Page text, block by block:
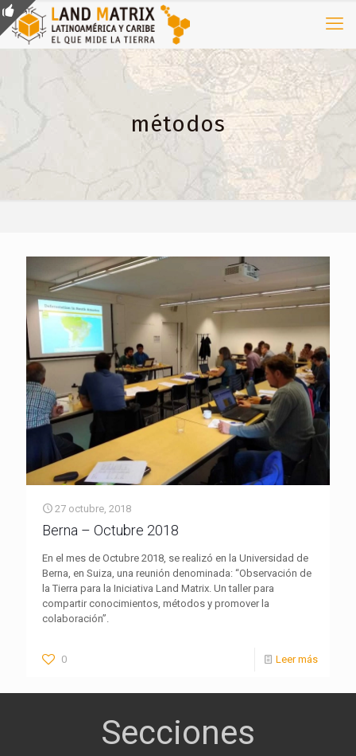
métodos
27 octubre, 2018
Berna – Octubre 2018
En el mes de Octubre 2018, se realizó en la Universidad de
Berna, en Suiza, una reunión denominada: “Observación de
la Tierra para la Iniciativa Land Matrix. Un taller para
compartir conocimientos, métodos y promover la
colaboración”.
0 Leer más